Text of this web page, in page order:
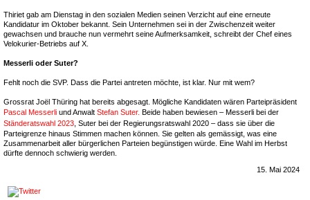
Thiriet gab am Dienstag in den sozialen Medien seinen Verzicht auf eine erneute
Kandidatur im Oktober bekannt. Sein Unternehmen sei in der Zwischenzeit weiter
gewachsen und brauche nun vermehrt seine Aufmerksamkeit, schreibt der Chef eines
Velokurier-Betriebs auf X.
Messerli oder Suter?
Fehlt noch die SVP. Dass die Partei antreten möchte, ist klar. Nur mit wem?
Grossrat Joël Thüring hat bereits abgesagt. Mögliche Kandidaten wären Parteipräsident
Pascal Messerli und Anwalt Stefan Suter. Beide haben bewiesen – Messerli bei der
Ständeratswahl 2023 , Suter bei der Regierungsratswahl 2020 – dass sie über die
Parteigrenze hinaus Stimmen machen können. Sie gelten als gemässigt, was eine
Zusammenarbeit aller bürgerlichen Parteien begünstigen würde. Eine Wahl im Herbst
dürfte dennoch schwierig werden.
15. Mai 2024